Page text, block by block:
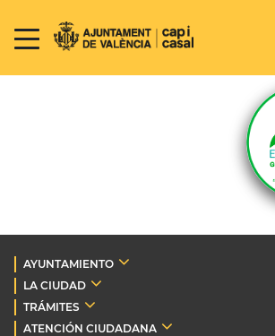
AYUNTAMIENTO
LA CIUDAD
TRÁMITES
ATENCIÓN CIUDADANA